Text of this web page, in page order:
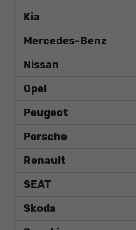
Kia
Mercedes-Benz
Nissan
Opel
Peugeot
Porsche
Renault
SEAT
Skoda